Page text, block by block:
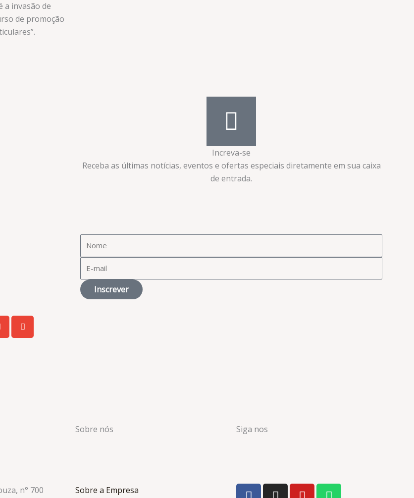
a invasão de
de promoção
Increva-se
Receba as últimas notícias, eventos e ofertas especiais diretamente em sua caixa
de entrada.​
Inscrever
n° 700
Sobre nós
Sobre a Empresa
Siga nos
F I Y W